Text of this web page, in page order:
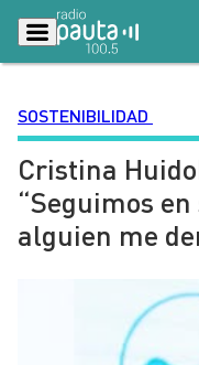
Podcasts
Lo Último
Ciudad
Tendencias
SOSTENIBILIDAD
Cristina
“Seguimos
alguien me